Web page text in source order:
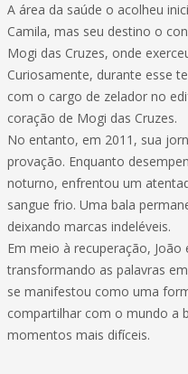
A área da saúde o acolheu
Camila, mas seu destino o
Mogi das Cruzes, onde
Curiosamente, durante esse
com o cargo de zelador no
coração de Mogi das Cruzes.
No entanto, em 2011, sua
provação. Enquanto
noturno, enfrentou um
sangue frio. Uma bala
deixando marcas indeléveis.
Em meio à recuperação,
transformando as palavras
se manifestou como uma
compartilhar com o mundo a
momentos mais difíceis.